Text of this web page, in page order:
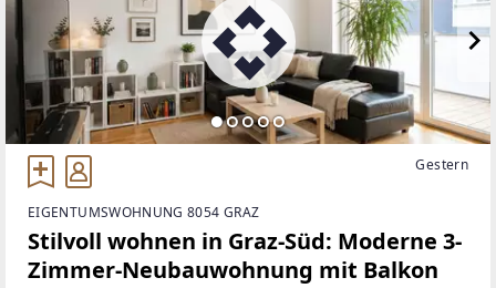
Gestern
EIGENTUMSWOHNUNG 8054 GRAZ
Stilvoll wohnen in Graz-Süd: Moderne 3-
Zimmer-Neubauwohnung mit Balkon